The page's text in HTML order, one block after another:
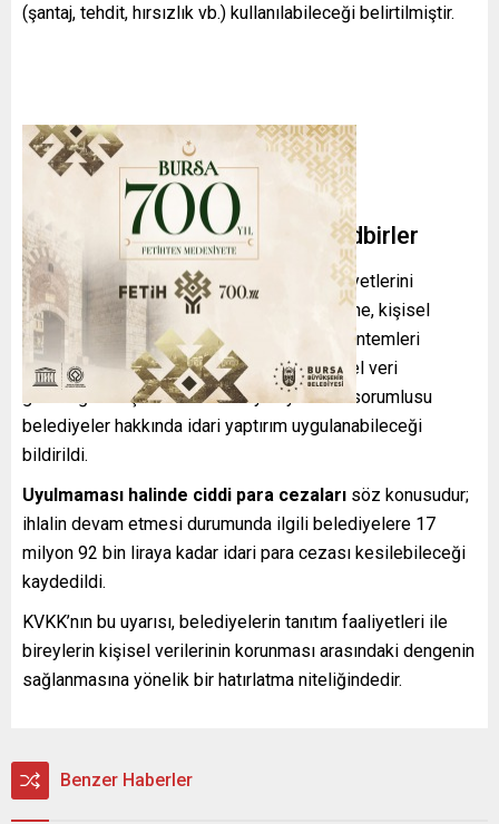
(şantaj, tehdit, hırsızlık vb.) kullanılabileceği belirtilmiştir.
Belediyelere Yükümlülük ve Tedbirler
Kurul, belediyelere mevcut canlı yayın faaliyetlerini
ivedilikle sonlandırma ve canlı yayınlar yerine, kişisel
verilerin işlenmeyeceği alternatif tanıtım yöntemleri
geliştirme çağrısında bulundu. Ayrıca, kişisel veri
güvenliğine ilişkin tedbirlere uymayan veri sorumlusu
belediyeler hakkında idari yaptırım uygulanabileceği
bildirildi.
Uyulmaması halinde ciddi para cezaları söz konusudur;
ihlalin devam etmesi durumunda ilgili belediyelere 17
milyon 92 bin liraya kadar idari para cezası kesilebileceği
kaydedildi.
KVKK’nın bu uyarısı, belediyelerin tanıtım faaliyetleri ile
bireylerin kişisel verilerinin korunması arasındaki dengenin
sağlanmasına yönelik bir hatırlatma niteliğindedir.
Benzer Haberler